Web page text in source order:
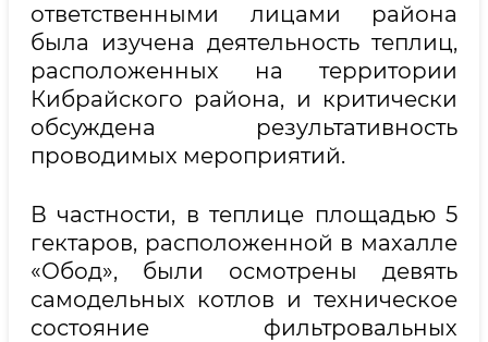
ответственными лицами района
была изучена деятельность теплиц,
расположенных на территории
Кибрайского района, и критически
обсуждена результативность
проводимых мероприятий.
В частности, в теплице площадью 5
гектаров, расположенной в махалле
«Обод», были осмотрены девять
самодельных котлов и техническое
состояние фильтровальных